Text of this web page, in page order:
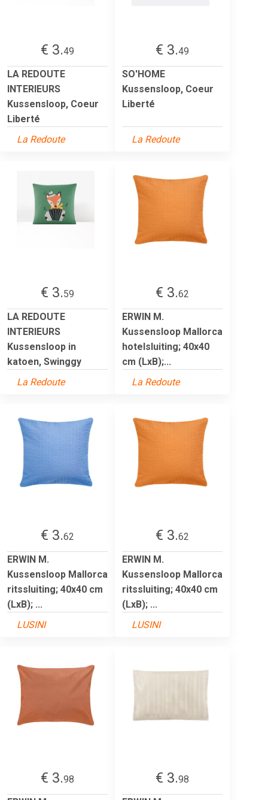
€ 3.49
LA REDOUTE
INTERIEURS
Kussensloop, Coeur
Liberté
La Redoute
€ 3.49
SO'HOME
Kussensloop, Coeur
Liberté
La Redoute
€ 3.59
LA REDOUTE
INTERIEURS
Kussensloop in
katoen, Swinggy
La Redoute
€ 3.62
ERWIN M.
Kussensloop Mallorca
hotelsluiting; 40x40
cm (LxB);...
La Redoute
€ 3.62
ERWIN M.
Kussensloop Mallorca
ritssluiting; 40x40 cm
(LxB); ...
LUSINI
€ 3.62
ERWIN M.
Kussensloop Mallorca
ritssluiting; 40x40 cm
(LxB); ...
LUSINI
€ 3.98
€ 3.98